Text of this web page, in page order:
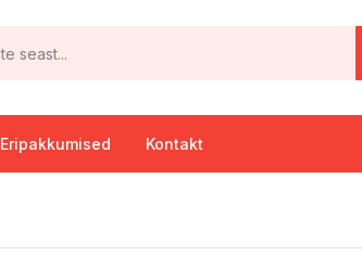
Eripakkumised Kontakt